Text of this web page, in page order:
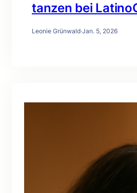
tanzen bei
Leonie Grünwald·Jan. 5, 2026